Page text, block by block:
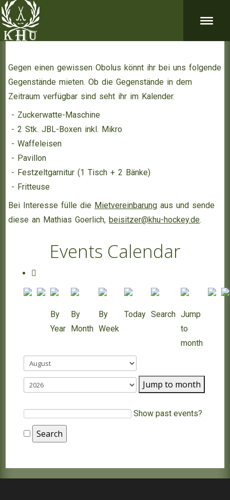
Gegen einen gewissen Obolus könnt ihr bei uns folgende
Gegenstände mieten. Ob die Gegenstände in dem
Zeitraum verfügbar sind seht ihr im Kalender.
- Zuckerwatte-Maschine
- 2 Stk. JBL-Boxen inkl. Mikro
- Waffeleisen
- Pavillon
- Festzeltgarnitur (1 Tisch + 2 Bänke)
- Fritteuse
Bei Interesse fülle die Mietvereinbarung aus und sende
diese an Mathias Goerlich,beisitzer@khu-hockey.de.
Events Calendar
By
Year
By
Month
By
Week
Today Search Jump
to
month
Jump to month
Show past events?